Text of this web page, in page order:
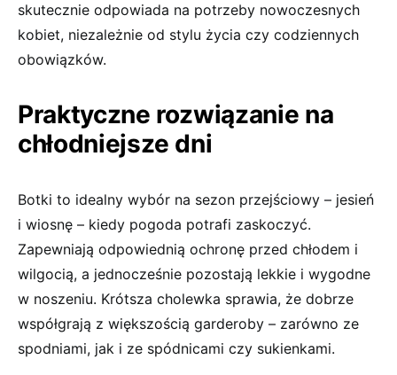
skutecznie odpowiada na potrzeby nowoczesnych
kobiet, niezależnie od stylu życia czy codziennych
obowiązków.
Praktyczne rozwiązanie na
chłodniejsze dni
Botki to idealny wybór na sezon przejściowy – jesień
i wiosnę – kiedy pogoda potrafi zaskoczyć.
Zapewniają odpowiednią ochronę przed chłodem i
wilgocią, a jednocześnie pozostają lekkie i wygodne
w noszeniu. Krótsza cholewka sprawia, że dobrze
współgrają z większością garderoby – zarówno ze
spodniami, jak i ze spódnicami czy sukienkami.